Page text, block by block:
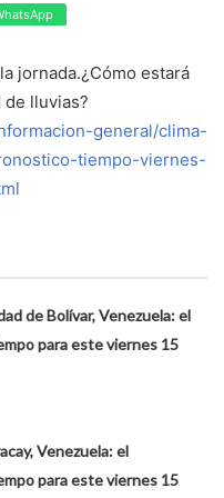
jornada.¿Cómo estará
lluvias?
general/clima-
tiempo-viernes-
de Bolívar, Venezuela: el
para este viernes 15
Venezuela: el
para este viernes 15